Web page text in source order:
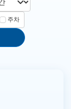
주차